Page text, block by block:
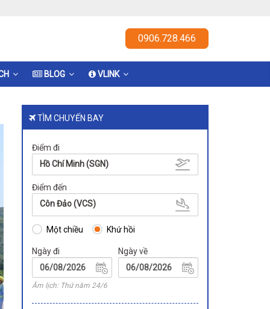
0906.728.466
BLOG VLINK
TÌM CHUYẾN BAY
Điểm đi
Hồ Chí Minh (SGN)
Điểm đến
Côn Đảo (VCS)
Một chiều Khứ hồi
Ngày đi
Âm lịch: Thứ năm 24/6
Ngày về